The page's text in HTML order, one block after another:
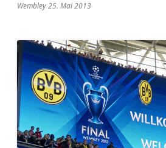
Wembley 25. Mai 2013